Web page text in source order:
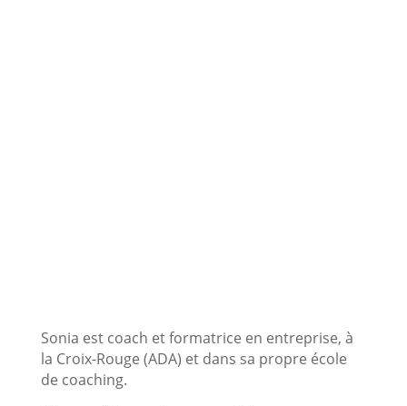
Sonia est coach et formatrice en entreprise, à
la Croix-Rouge (ADA) et dans sa propre école
de coaching.